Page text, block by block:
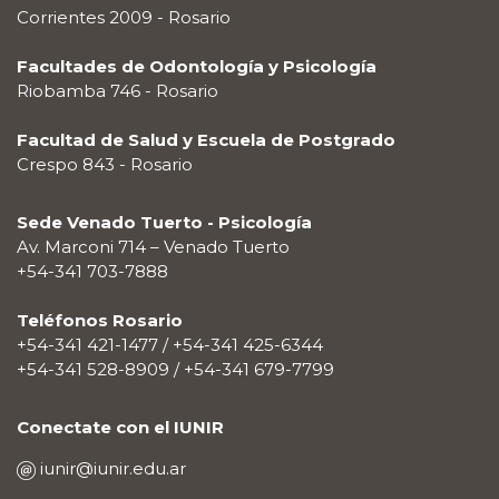
Corrientes 2009 - Rosario
Facultades de Odontología y Psicología
Riobamba 746 - Rosario
Facultad de Salud y Escuela de Postgrado
Crespo 843 - Rosario
Sede Venado Tuerto - Psicología
Av. Marconi 714 – Venado Tuerto
+54-341 703-7888
Teléfonos Rosario
+54-341 421-1477 / +54-341 425-6344
+54-341 528-8909 / +54-341 679-7799
Conectate con el IUNIR
iunir@iunir.edu.ar